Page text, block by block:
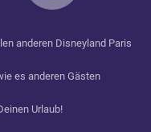
anderen Disneyland Paris
es anderen Gästen
Urlaub!